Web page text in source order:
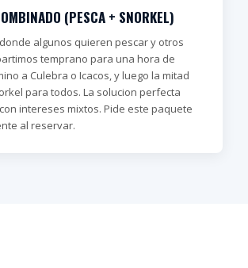
(PESCA + SNORKEL)
algunos quieren pescar y otros
temprano para una hora de
a Culebra o Icacos, y luego la mitad
para todos. La solucion perfecta
intereses mixtos. Pide este paquete
al reservar.